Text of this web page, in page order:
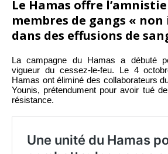
Le Hamas offre
membres de gangs «
dans des effusions de
La campagne du Hamas a débuté
vigueur du cessez-le-feu. Le 4
Hamas ont éliminé des collaborateurs
Younis, prétendument pour avoir tué
résistance.